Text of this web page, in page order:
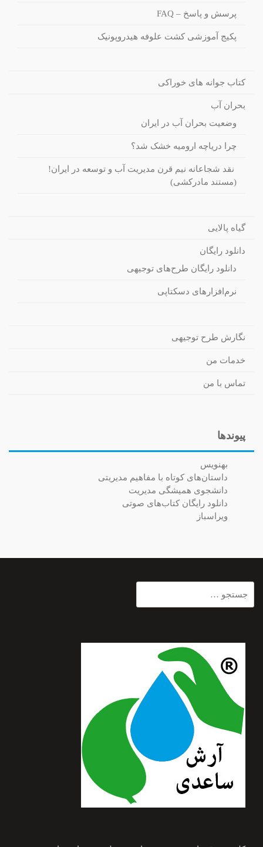
پرسش و پاسخ – FAQ
پکیج آموزشی کشت علوفه هیدروپونیک
کتاب جوانه های خوراکی
بحران آب
وضعیت بحران آب در ایران
چرا دریاچه ارومیه خشک شد؟
نقد شجاعانه نیم قرن مدیریت آب و توسعه در ایران!
(مستند مادرکشی)
گیاه پالایی
دانلود رایگان
دانلود رایگان طرح‌های توجیهی
نرم‌افزارهای دسکتاپی
نگارش طرح توجیهی
خدمات من
تماس با من
پیوندها
بهنویس
داستان‌های کوتاه با مفاهیم مدیریتی
دانشجوی همیشگی مدیریت
دانلود رایگان کتاب‌های صوتی
ویراسباز
برای: